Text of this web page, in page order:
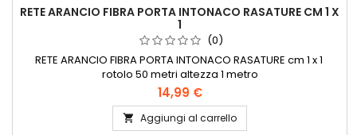
RETE ARANCIO FIBRA PORTA INTONACO RASATURE CM 1 X
1
(0)
RETE ARANCIO FIBRA PORTA INTONACO RASATURE cm 1 x 1
rotolo 50 metri altezza 1 metro
14,99 €
 Aggiungi al carrello